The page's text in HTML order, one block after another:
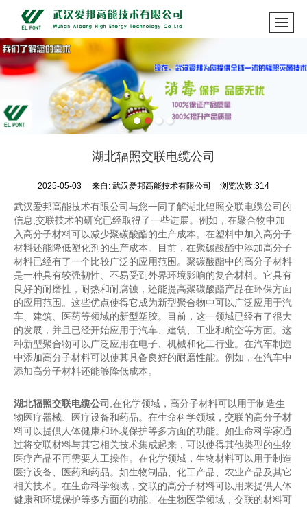
湖北辐照交联电缆公司
2025-05-03 来自:武汉爱邦高能技术有限公司 浏览次数:314
武汉爱邦高能技术有限公司与您一同了解湖北辐照交联电缆公司的
信息,交联技术的研究已经取得了一些进展。例如，在聚合物中加
入高分子材料可以减少聚碳酸酯的生产成本。在塑料中加入高分子
材料还能降低塑化剂的生产成本。目前，在聚碳酸酯中添加高分子
材料已经有了一个比较广泛的应用范围。聚碳酸酯中的高分子材料
是一种具有较强韧性、不易受到外界环境影响的复合材料。它具有
良好的耐磨性，耐热和耐腐蚀，还能提高聚碳酸酯产品在环保方面
的应用范围。这些优点使得它成为新型聚合物中可以广泛应用于汽
车、建筑、医药等领域的新型塑胶。目前，这一领域已经有了很大
的发展，并且已经开始应用于汽车、建筑、工业和航空等方面。这
种新型聚合物可以广泛应用在电子、机械和化工行业。在汽车制造
中添加高分子材料可以使其具备良好的耐磨性能。例如，在汽车中
添加高分子材料还能够降低成本。
湖北辐照交联电缆公司 ,在化学领域，高分子材料可以用于制造生
物医疗器械、医疗设备和药品。在生命科学领域，交联的高分子材
料可以提供人体健康和环境保护等多方面的功能。如生命科学家通
过将交联材料与其它相关技术集成起来，可以使得其他类型的生物
医疗产品不再需要人工操作。在化学领域，生物材料可以用于制造
医疗设备、医药和药品。如生物制品、化工产品、农业产品及其它
相关技术。在生命科学领域，交联的高分子材料可以用来提供人体
健康和环境保护等多方面的功能。在生物医学领域，交联的材料可